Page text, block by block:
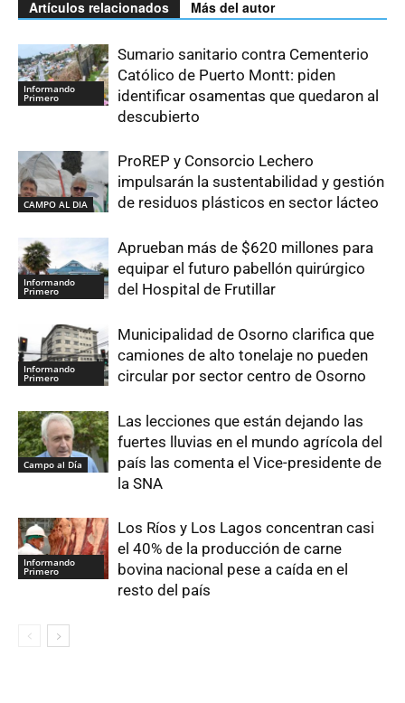
Artículos relacionados Más del autor
Informando
Primero
Sumario sanitario contra Cementerio
Católico de Puerto Montt: piden
identificar osamentas que quedaron al
descubierto
CAMPO AL DIA
ProREP y Consorcio Lechero
impulsarán la sustentabilidad y gestión
de residuos plásticos en sector lácteo
Informando
Primero
Aprueban más de $620 millones para
equipar el futuro pabellón quirúrgico
del Hospital de Frutillar
Informando
Primero
Municipalidad de Osorno clarifica que
camiones de alto tonelaje no pueden
circular por sector centro de Osorno
Campo al Día
Las lecciones que están dejando las
fuertes lluvias en el mundo agrícola del
país las comenta el Vice-presidente de
la SNA
Informando
Primero
Los Ríos y Los Lagos concentran casi
el 40% de la producción de carne
bovina nacional pese a caída en el
resto del país